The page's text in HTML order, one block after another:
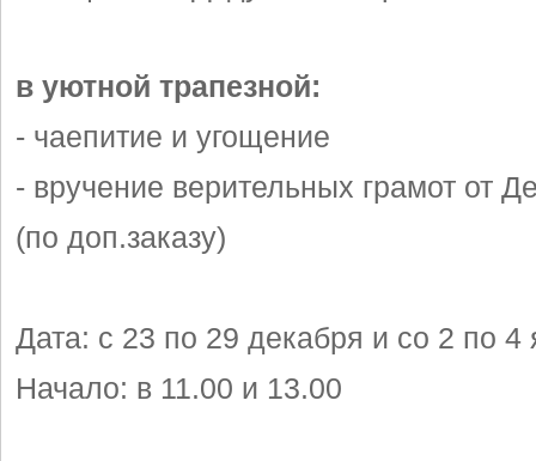
в уютной трапезной:
- чаепитие и угощение
- вручение верительных грамот от
(по доп.заказу)
Дата: с 23 по 29 декабря и со 2 по 4
Начало: в 11.00 и 13.00